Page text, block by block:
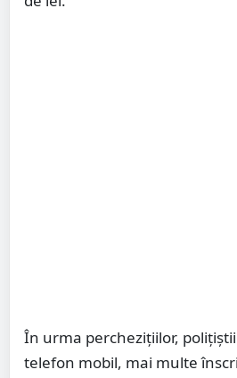
În urma perchezițiilor,
telefon mobil, mai multe